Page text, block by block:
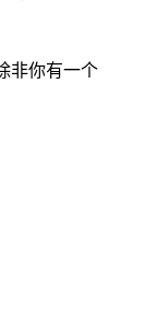
非你有一个